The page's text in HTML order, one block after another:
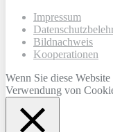
Impressum
Bildnachweis
Kooperationen
Wenn Sie diese
Verwendung von